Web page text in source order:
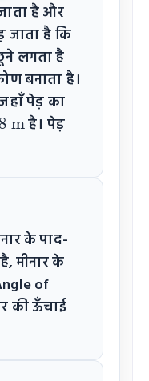
है और
जाता है कि
लगता है
बनाता है।
पेड़ का
8m
है। पेड़
के पाद-
मीनार के
of
की ऊँचाई